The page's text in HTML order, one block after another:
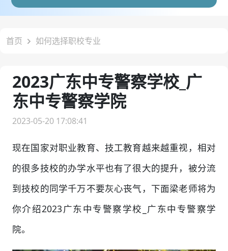
首页 如何选择职校专业
2023广东中专警察学校_广
东中专警察学院
2023-05-20 17:08:41
现在国家对职业教育、技工教育越来越重视，相对
的很多技校的办学水平也有了很大的提升，被分流
到技校的同学千万不要灰心丧气，下面梁老师将为
你介绍2023广东中专警察学校_广东中专警察学
院。